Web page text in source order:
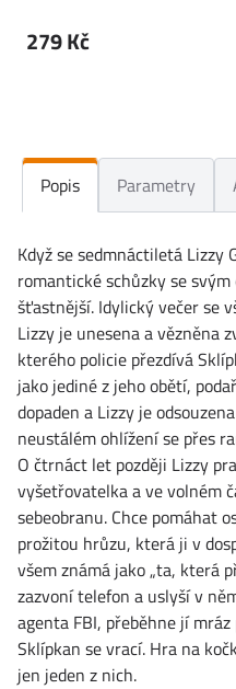
279 Kč
Popis Parametry
Když se sedmnáctiletá Lizzy
romantické schůzky se
šťastnější. Idylický večer se
Lizzy je unesena a vězněna
kterého policie přezdívá
jako jediné z jeho obětí,
dopaden a Lizzy je
neustálém ohlížení se přes
O čtrnáct let později Lizzy
vyšetřovatelka a ve volném
sebeobranu. Chce pomáhat
prožitou hrůzu, která ji v
všem známá jako „ta, která
zazvoní telefon a uslyší v
agenta FBI, přeběhne jí mráz
Sklípkan se vrací. Hra na
jen jeden z nich.